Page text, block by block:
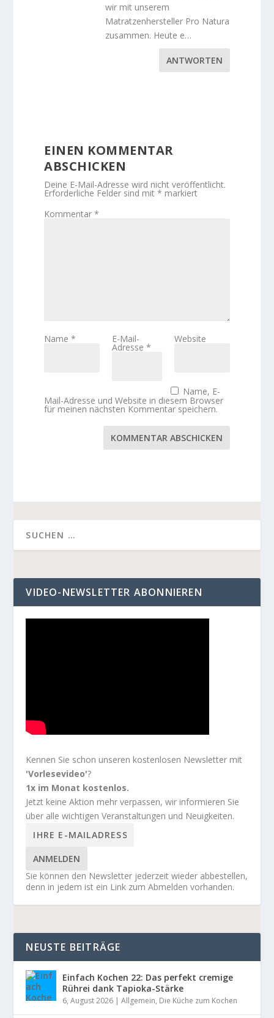
wir mit unserem
Matratzenhersteller Pro Natura
zusammen. Heute e…
ANTWORTEN
EINEN KOMMENTAR
ABSCHICKEN
Deine E-Mail-Adresse wird nicht veröffentlicht.
Erforderliche Felder sind mit* markiert
Kommentar*
Name* E-Mail-
Adresse*
Website
Name, E-
Mail-Adresse und Website in diesem Browser
für meinen nächsten Kommentar speichern.
KOMMENTAR ABSCHICKEN
VIDEO-NEWSLETTER ABONNIEREN
Kennen Sie schon unseren kostenlosen Newsletter mit
'Vorlesevideo'?
1x im Monat kostenlos.
Jetzt keine Aktion mehr verpassen, wir informieren Sie
über alle wichtigen Veranstaltungen und Neuigkeiten.
ANMELDEN
Sie können den Newsletter jederzeit wieder abbestellen,
denn in jedem ist ein Link zum Abmelden vorhanden.
NEUSTE BEITRÄGE
Einfach Kochen 22: Das perfekt cremige
Rührei dank Tapioka-Stärke
6, August 2026 |Allgemein, Die Küche zum Kochen